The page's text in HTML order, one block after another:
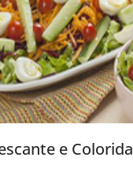
e Colorida